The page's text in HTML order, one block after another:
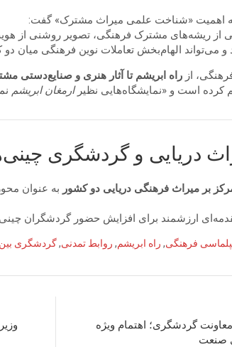
اهمیت «شناخت علمی میراث مشترک» گفت:
از ریشه‌های مشترک فرهنگی، تصویر روشنی از
و می‌تواند الهام‌بخش تعاملات نوین فرهنگی میان
از راه ابریشم تا آثار هنری و صنایع‌دستی
کرده است و «نمایشگاه‌هایی نظیرارمغان ابریشم
دریایی و گردشگری
بر میراث فرهنگی دریایی دو کشور به عنوان
ارزشمند برای افزایش حضور گردشگران
فرهنگی, راه ابریشم, روابط تمدنی,گردشگری
گردشگری؛ اهتمام ویژه
صنعت